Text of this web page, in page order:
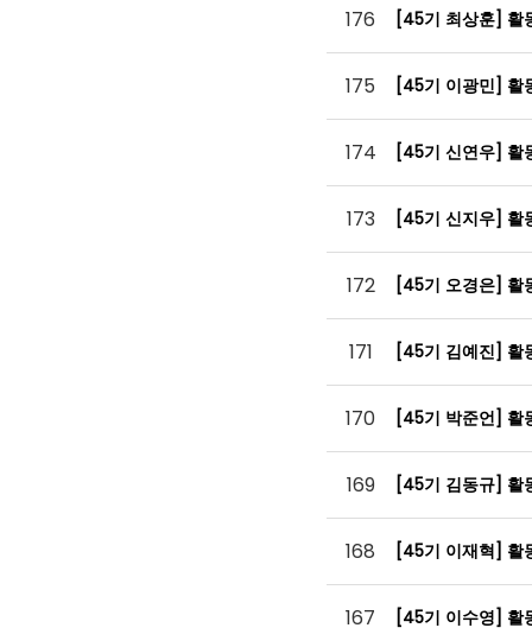
176 [45기 최상훈] 활
175 [45기 이광민] 활
174 [45기 신연우] 활
173 [45기 신지우] 활
172 [45기 오경은] 활
171 [45기 김예진] 활
170 [45기 박준언] 활
169 [45기 김동규] 활
168 [45기 이재혁] 활
167 [45기 이수영] 활